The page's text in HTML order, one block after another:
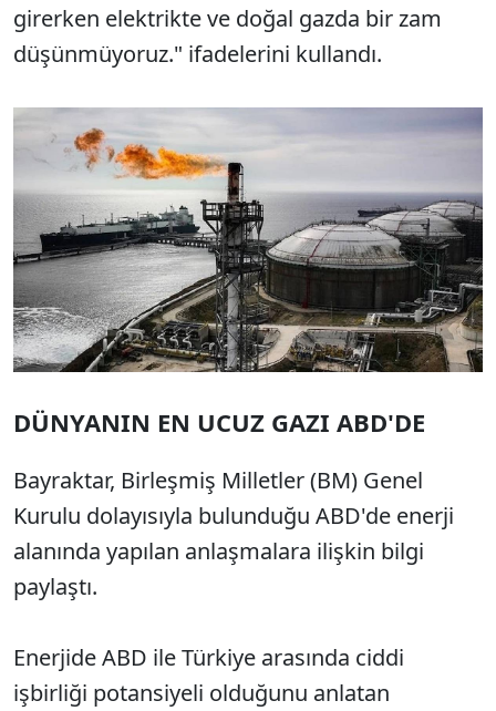
girerken elektrikte ve doğal gazda bir zam
düşünmüyoruz." ifadelerini kullandı.
DÜNYANIN EN UCUZ GAZI ABD'DE
Bayraktar, Birleşmiş Milletler (BM) Genel
Kurulu dolayısıyla bulunduğu ABD'de enerji
alanında yapılan anlaşmalara ilişkin bilgi
paylaştı.
Enerjide ABD ile Türkiye arasında ciddi
işbirliği potansiyeli olduğunu anlatan